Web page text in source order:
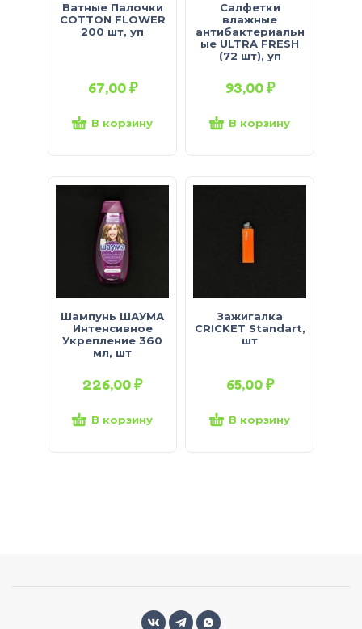
Ватные Палочки
COTTON FLOWER
200 шт, уп
67,00₽
В корзину
Салфетки
влажные
антибактериальн
ые ULTRA FRESH
(72 шт), уп
93,00₽
В корзину
Шампунь ШАУМА
Интенсивное
Укрепление 360
мл, шт
226,00₽
В корзину
Зажигалка
CRICKET Standart,
шт
65,00₽
В корзину